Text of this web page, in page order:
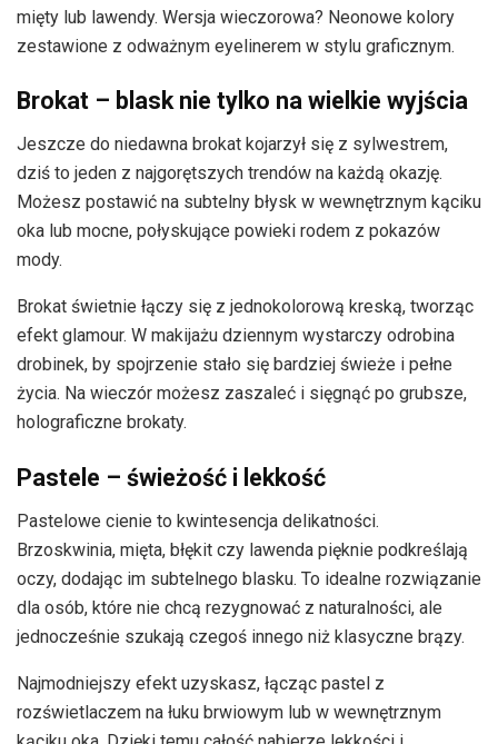
mięty lub lawendy. Wersja wieczorowa? Neonowe kolory
zestawione z odważnym eyelinerem w stylu graficznym.
Brokat – blask nie tylko na wielkie wyjścia
Jeszcze do niedawna brokat kojarzył się z sylwestrem,
dziś to jeden z najgorętszych trendów na każdą okazję.
Możesz postawić na subtelny błysk w wewnętrznym kąciku
oka lub mocne, połyskujące powieki rodem z pokazów
mody.
Brokat świetnie łączy się z jednokolorową kreską, tworząc
efekt glamour. W makijażu dziennym wystarczy odrobina
drobinek, by spojrzenie stało się bardziej świeże i pełne
życia. Na wieczór możesz zaszaleć i sięgnąć po grubsze,
holograficzne brokaty.
Pastele – świeżość i lekkość
Pastelowe cienie to kwintesencja delikatności.
Brzoskwinia, mięta, błękit czy lawenda pięknie podkreślają
oczy, dodając im subtelnego blasku. To idealne rozwiązanie
dla osób, które nie chcą rezygnować z naturalności, ale
jednocześnie szukają czegoś innego niż klasyczne brązy.
Najmodniejszy efekt uzyskasz, łącząc pastel z
rozświetlaczem na łuku brwiowym lub w wewnętrznym